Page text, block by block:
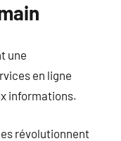
une
en ligne
informations.
révolutionnent